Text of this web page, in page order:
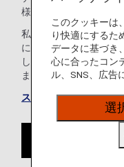
様の旅の選択肢はより
私たちは「a world
につなぐ-」というビ
し、今後もお客様の空
まいります。
スター アライアンス
このクッキーは
り快適にするた
データに基づき
心に合ったコン
ル、SNS、広告
選